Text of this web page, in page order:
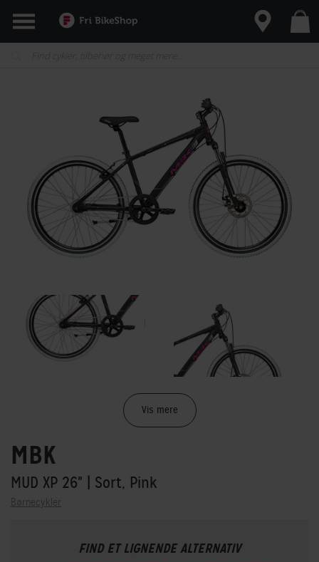
Vis mere
MBK
MUD XP 26" | Sort, Pink
Børnecykler
FIND ET LIGNENDE ALTERNATIV